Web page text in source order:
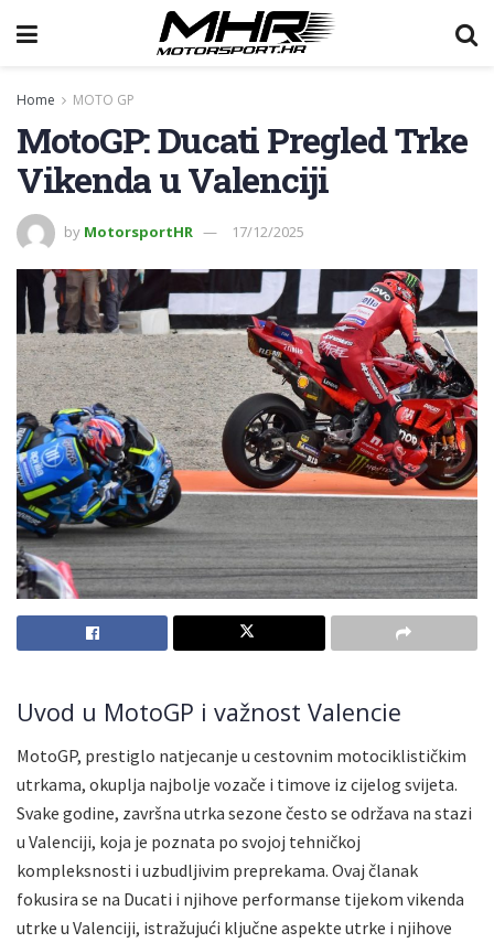
Home MOTO GP
MotoGP: Ducati Pregled Trke
Vikenda u Valenciji
by MotorsportHR 17/12/2025
Uvod u MotoGP i važnost Valencie
MotoGP, prestiglo natjecanje u cestovnim motociklističkim
utrkama, okuplja najbolje vozače i timove iz cijelog svijeta.
Svake godine, završna utrka sezone često se održava na stazi
u Valenciji, koja je poznata po svojoj tehničkoj
kompleksnosti i uzbudljivim preprekama. Ovaj članak
fokusira se na Ducati i njihove performanse tijekom vikenda
utrke u Valenciji, istražujući ključne aspekte utrke i njihove